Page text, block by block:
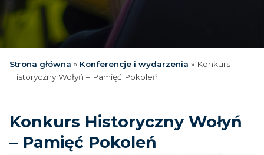
Strona główna » Konferencje i wydarzenia » Konkurs
Historyczny Wołyń – Pamięć Pokoleń
Konkurs Historyczny Wołyń
– Pamięć Pokoleń